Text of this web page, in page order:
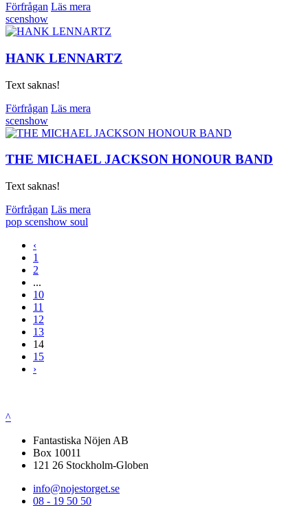
Förfrågan Läs mera
scenshow
HANK LENNARTZ
Text saknas!
Förfrågan Läs mera
scenshow
THE MICHAEL JACKSON HONOUR BAND
Text saknas!
Förfrågan Läs mera
pop scenshow soul
‹
1
2
...
10
11
12
13
14
15
›
^
Fantastiska Nöjen AB
Box 10011
121 26 Stockholm-Globen
info@nojestorget.se
08 - 19 50 50